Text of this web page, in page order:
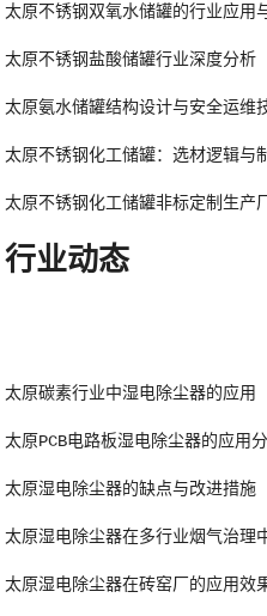
太原不锈钢双氧水储罐的行业应用
太原不锈钢盐酸储罐行业深度分析
太原氨水储罐结构设计与安全运维
太原不锈钢化工储罐：选材逻辑与
太原不锈钢化工储罐非标定制生产
行业动态
太原碳素行业中湿电除尘器的应用
太原PCB电路板湿电除尘器的应用
太原湿电除尘器的缺点与改进措施
太原湿电除尘器在多行业烟气治理
太原湿电除尘器在砖窑厂的应用效